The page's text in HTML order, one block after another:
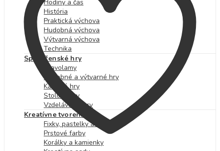
Hodiny a čas
História
Praktická výchova
Hudobná výchova
Výtvarná výchova
Technika
Spoločenské hry
Hlavolamy
Hudobné a výtvarné hry
Kartové hry
Stolové hry
Vzdelávacie hry
Kreatívne tvorenie
Fixky, pastelky a farby
Prstové farby
Korálky a kamienky